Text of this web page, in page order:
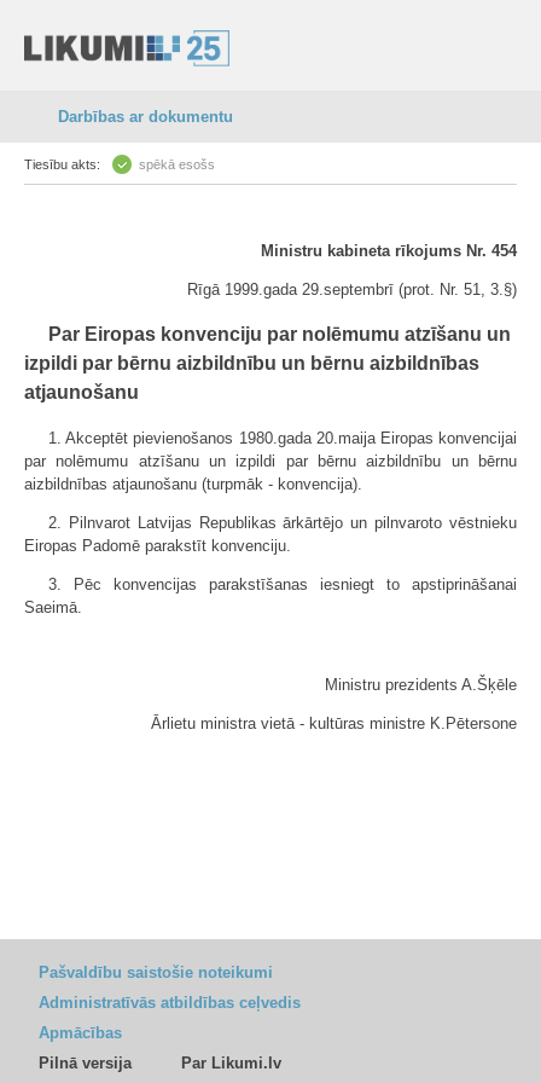
Darbības ar dokumentu
Tiesību akts: spēkā esošs
Ministru kabineta rīkojums Nr. 454
Rīgā 1999.gada 29.septembrī (prot. Nr. 51, 3.§)
Par Eiropas konvenciju par nolēmumu atzīšanu un
izpildi par bērnu aizbildnību un bērnu aizbildnības
atjaunošanu
1. Akceptēt pievienošanos 1980.gada 20.maija Eiropas konvencijai
par nolēmumu atzīšanu un izpildi par bērnu aizbildnību un bērnu
aizbildnības atjaunošanu (turpmāk - konvencija).
2. Pilnvarot Latvijas Republikas ārkārtējo un pilnvaroto vēstnieku
Eiropas Padomē parakstīt konvenciju.
3. Pēc konvencijas parakstīšanas iesniegt to apstiprināšanai
Saeimā.
Ministru prezidents A.Šķēle
Ārlietu ministra vietā - kultūras ministre K.Pētersone
Pašvaldību saistošie noteikumi
Administratīvās atbildības ceļvedis
Apmācības
Pilnā versija
Par Likumi.lv